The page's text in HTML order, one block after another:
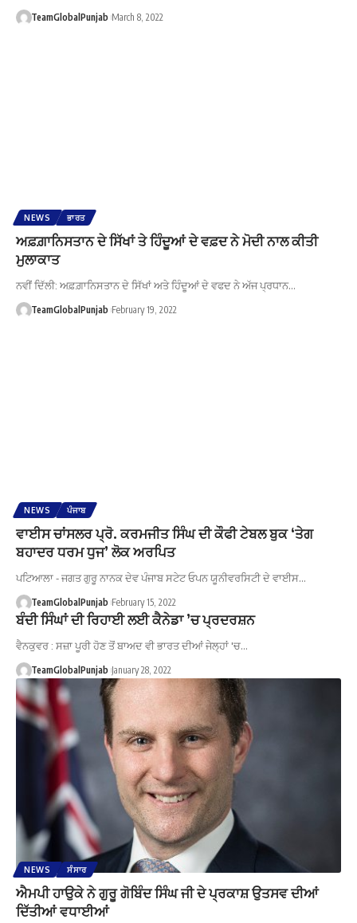
TeamGlobalPunjab March 8, 2022
NEWS ਭਾਰਤ
ਅਫ਼ਗ਼ਾਨਿਸਤਾਨ ਦੇ ਸਿੱਖਾਂ ਤੇ ਹਿੰਦੂਆਂ ਦੇ ਵਫ਼ਦ ਨੇ ਮੋਦੀ ਨਾਲ ਕੀਤੀ
ਮੁਲਾਕਾਤ
ਨਵੀਂ ਦਿੱਲੀ: ਅਫ਼ਗ਼ਾਨਿਸਤਾਨ ਦੇ ਸਿੱਖਾਂ ਅਤੇ ਹਿੰਦੂਆਂ ਦੇ ਵਫਦ ਨੇ ਅੱਜ ਪ੍ਰਧਾਨ…
TeamGlobalPunjab February 19, 2022
NEWS ਪੰਜਾਬ
ਵਾਈਸ ਚਾਂਸਲਰ ਪ੍ਰੋ. ਕਰਮਜੀਤ ਸਿੰਘ ਦੀ ਕੌਫੀ ਟੇਬਲ ਬੁਕ ‘ਤੇਗ
ਬਹਾਦਰ ਧਰਮ ਧੁਜ’ ਲੋਕ ਅਰਪਿਤ
ਪਟਿਆਲਾ - ਜਗਤ ਗੁਰੂ ਨਾਨਕ ਦੇਵ ਪੰਜਾਬ ਸਟੇਟ ਓਪਨ ਯੂਨੀਵਰਸਿਟੀ ਦੇ ਵਾਈਸ…
TeamGlobalPunjab February 15, 2022
ਬੰਦੀ ਸਿੰਘਾਂ ਦੀ ਰਿਹਾਈ ਲਈ ਕੈਨੇਡਾ ’ਚ ਪ੍ਰਦਰਸ਼ਨ
ਵੈਨਕੁਵਰ : ਸਜ਼ਾ ਪੂਰੀ ਹੋਣ ਤੋਂ ਬਾਅਦ ਵੀ ਭਾਰਤ ਦੀਆਂ ਜੇਲ੍ਹਾਂ 'ਚ…
TeamGlobalPunjab January 28, 2022
NEWS ਸੰਸਾਰ
ਐਮਪੀ ਹਾਉਕੇ ਨੇ ਗੁਰੂ ਗੋਬਿੰਦ ਸਿੰਘ ਜੀ ਦੇ ਪ੍ਰਕਾਸ਼ ਉਤਸਵ ਦੀਆਂ
ਦਿੱਤੀਆਂ ਵਧਾਈਆਂ